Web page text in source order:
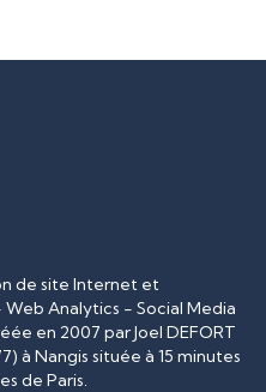
de site Internet et
Analytics - Social Media
en 2007 parJoel DEFORT
à Nangis située à 15 minutes
de Paris.